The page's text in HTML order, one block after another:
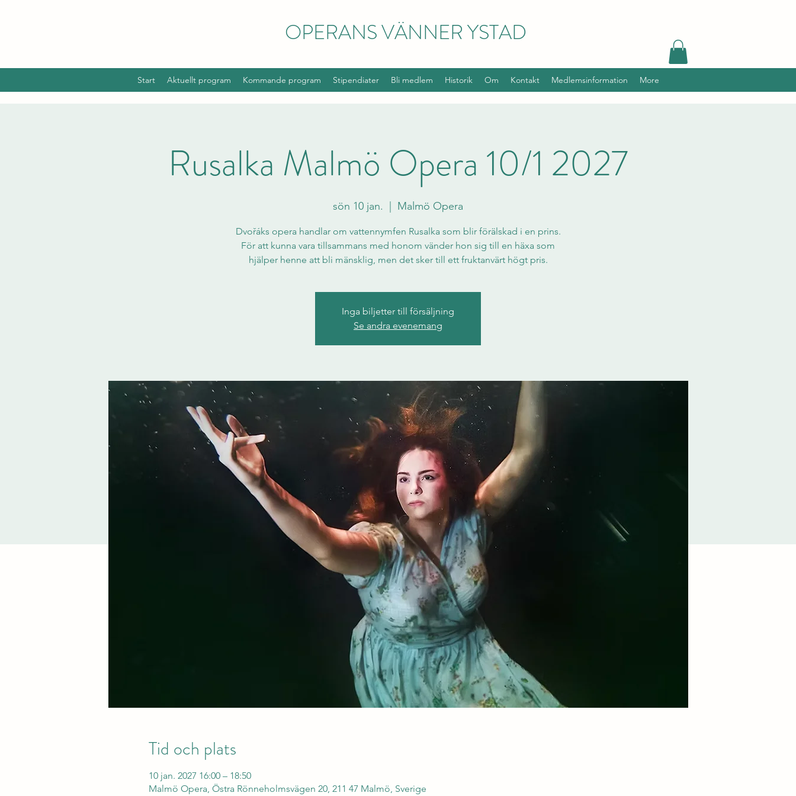
OPERANS VÄNNER YSTAD
Start Aktuellt program Kommande program Stipendiater Bli medlem Historik Om Kontakt Medlemsinformation More
Rusalka Malmö Opera 10/1 2027
sön 10 jan.
  |
Malmö Opera
Dvořáks opera handlar om vattennymfen Rusalka som blir förälskad i en prins.
För att kunna vara tillsammans med honom vänder hon sig till en häxa som
hjälper henne att bli mänsklig, men det sker till ett fruktanvärt högt pris.
Inga biljetter till försäljning
Se andra evenemang
Tid och plats
10 jan. 2027 16:00 – 18:50
Malmö Opera, Östra Rönneholmsvägen 20, 211 47 Malmö, Sverige